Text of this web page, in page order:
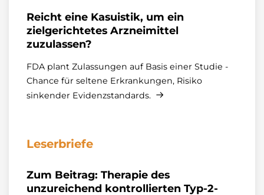
Reicht eine Kasuistik, um ein
zielgerichtetes Arzneimittel
zuzulassen?
FDA plant Zulassungen auf Basis einer Studie -
Chance für seltene Erkrankungen, Risiko
sinkender Evidenzstandards.
Leserbriefe
Zum Beitrag: Therapie des
unzureichend kontrollierten Typ-2-